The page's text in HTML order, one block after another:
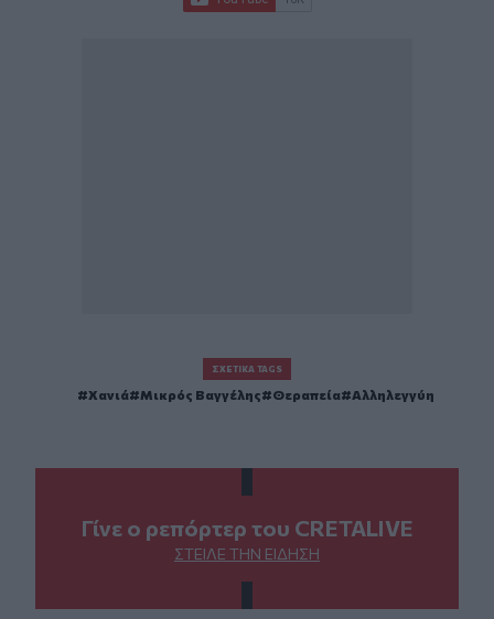
ΣΧΕΤΙΚΆ TAGS
Χανιά Μικρός Βαγγέλης Θεραπεία Αλληλεγγύη
Γίνε ο ρεπόρτερ του CRETALIVE
ΣΤΕΊΛΕ ΤΗΝ ΕΊΔΗΣΗ